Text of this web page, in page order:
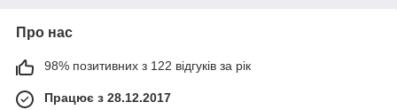
Про нас
98% позитивних з 122 відгуків за рік
Працює з 28.12.2017